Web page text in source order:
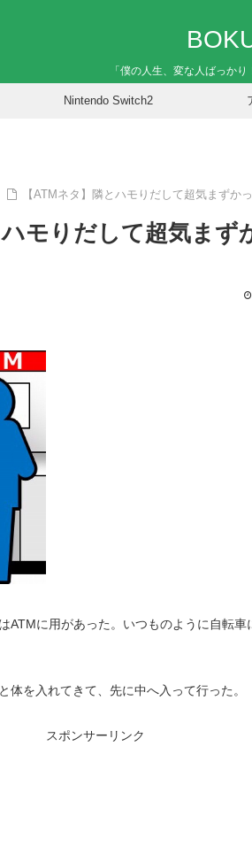
「僕の人生、変な人ばっか
Nintendo Switch2
【ATMネタ】隣とハモりだして超気まずか
ハモりだして超気まず
に用があった。いつものように自転車
を入れてきて、先に中へ入って行った。
スポンサーリンク